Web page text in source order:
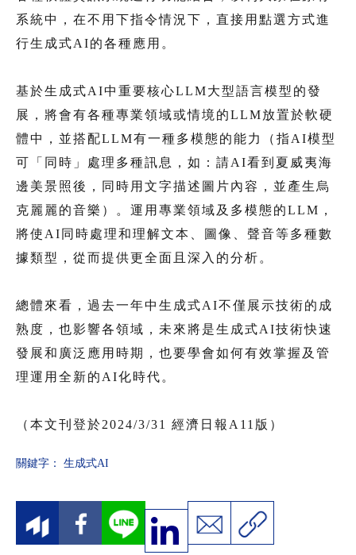
系統中，在不用下指令情況下，直接用點選方式進
行生成式AI的各種應用。
基於生成式AI中重要核心LLM大型語言模型的發
展，將會有各種專業領域或情境的LLM放置於軟硬
體中，並搭配LLM有一種多模態的能力（指AI模型
可「同時」處理多種訊息，如：請AI看到夏威夷海
邊美景照後，同時用文字描述圖片內容，並產生烏
克麗麗的音樂）。運用專業領域及多模態的LLM，
將使AI同時處理和理解文本、圖像、聲音等多種數
據類型，從而提供更全面且深入的分析。
總體來看，過去一年中生成式AI不僅展示技術的成
熟度，也影響各領域，未來將是生成式AI技術快速
發展和廣泛應用時期，也要學會如何有效掌握及管
理運用全新的AI化時代。
（本文刊登於2024/3/31 經濟日報A11版）
關鍵字： 生成式AI